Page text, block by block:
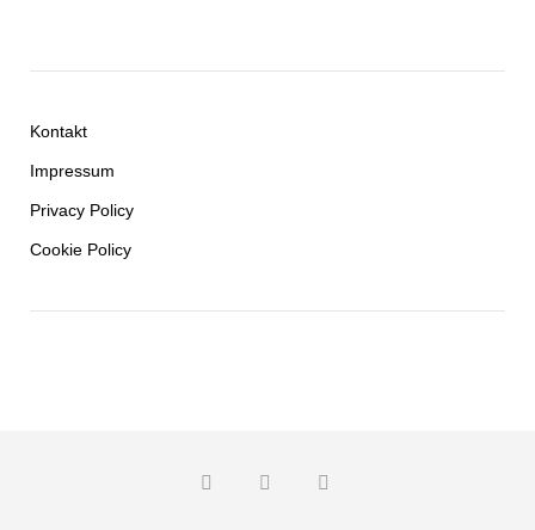
Kontakt
Impressum
Privacy Policy
Cookie Policy